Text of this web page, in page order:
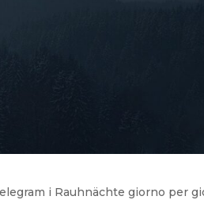
i Rauhnächte giorno per